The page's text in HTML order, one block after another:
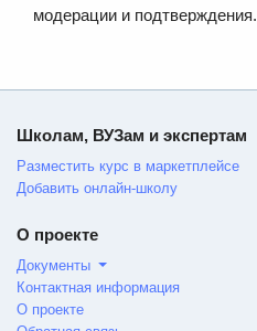
модерации и подтверждения.
Школам, ВУЗам и экспертам
Разместить курс в маркетплейсе
Добавить онлайн-школу
О проекте
Документы
Контактная информация
О проекте